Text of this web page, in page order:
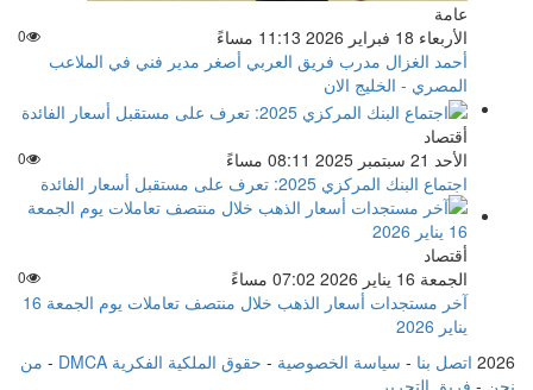
عامة
الأربعاء 18 فبراير 2026 11:13 مساءً
0
أحمد الغزال مدرب فريق العربي أصغر مدير فني في الملاعب
المصري - الخليج الان
أقتصاد
الأحد 21 سبتمبر 2025 08:11 مساءً
0
اجتماع البنك المركزي 2025: تعرف على مستقبل أسعار الفائدة
أقتصاد
الجمعة 16 يناير 2026 07:02 مساءً
0
آخر مستجدات أسعار الذهب خلال منتصف تعاملات يوم الجمعة 16
يناير 2026
2026 اتصل بنا - سياسة الخصوصية - حقوق الملكية الفكرية DMCA - من
نحن - فريق التحرير